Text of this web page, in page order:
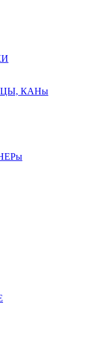
КАНы